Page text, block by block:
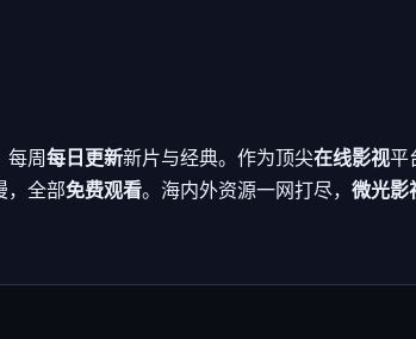
每周每日更新新片与经典。作为顶尖在线影视平
，全部免费观看。海内外资源一网打尽， 微光影